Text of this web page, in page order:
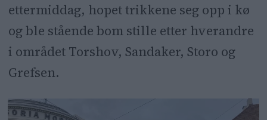
ettermiddag, hopet trikkene seg opp i kø
og ble stående bom stille etter hverandre
i området Torshov, Sandaker, Storo og
Grefsen.